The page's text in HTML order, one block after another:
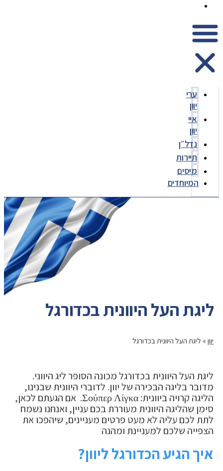
ערי
יוון
איי
יוון
נדל״ן
תיירות
מיסים
המיוחדים
ליגת העל היוונית בכדורגל
יוון » ליגת העל היוונית בכדורגל
ליגת העל היוונית בכדורגל מכונה הסופר ליג היווני.
מדובר בליגה הבכירה של יוון. לדוברי היוונית שבנינו,
הליגה קרויה ביוונית: Σούπερ Λίγκα. אם הגעתם לכאן,
סימן שהליגה היוונית מעוררת בכם עניין, ואנחנו נשמח
לתת לכם עליה לא מעט פרטים מעניינים, שיהפכו את
הצפייה שלכם למעניינת ומהנה
איך הגיע הכדורגל ליוון?